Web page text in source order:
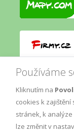
Používáme
Kliknutím na
cookies k
stránek, k
lze změnit v